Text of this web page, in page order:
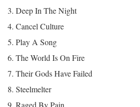
3. Deep In The Night
4. Cancel Culture
5. Play A Song
6. The World Is On Fire
7. Their Gods Have Failed
8. Steelmelter
9. Raged By Pain